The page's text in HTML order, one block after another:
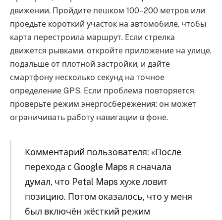
движении. Пройдите пешком 100–200 метров или
проедьте короткий участок на автомобиле, чтобы
карта перестроила маршрут. Если стрелка
движется рывками, откройте приложение на улице,
подальше от плотной застройки, и дайте
смартфону несколько секунд на точное
определение GPS. Если проблема повторяется,
проверьте режим энергосбережения: он может
ограничивать работу навигации в фоне.
Комментарий пользователя: «После
перехода с Google Maps я сначала
думал, что Petal Maps хуже ловит
позицию. Потом оказалось, что у меня
был включён жёсткий режим